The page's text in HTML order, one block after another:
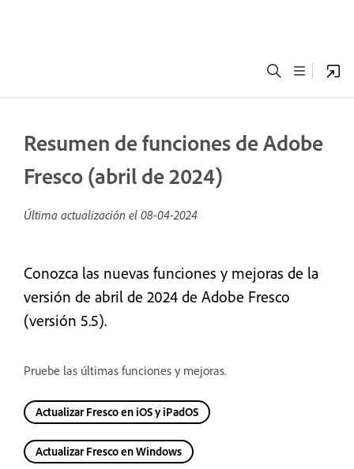
Resumen de funciones de Adobe
Fresco (abril de 2024)
Última actualización el 08-04-2024
Conozca las nuevas funciones y mejoras de la
versión de abril de 2024 de Adobe Fresco
(versión 5.5).
Pruebe las últimas funciones y mejoras.
Actualizar Fresco en iOS y iPadOS
Actualizar Fresco en Windows